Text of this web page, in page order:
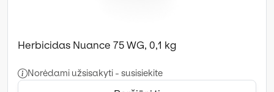
Herbicidas Nuance 75 WG, 0,1 kg
Norėdami užsisakyti - susisiekite